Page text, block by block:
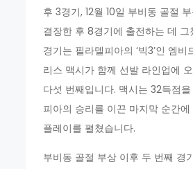
후 3경기, 12월 10일 부비동 골절
결장한 후 8경기에 출전하는 데 그
경기는 필라델피아의 ‘빅3’인 엠비
리스 맥시가 함께 선발 라인업에
다섯 번째입니다. 맥시는 32득점
피아의 승리를 이끈 마지막 순간
플레이를 펼쳤습니다.
부비동 골절 부상 이후 두 번째 경